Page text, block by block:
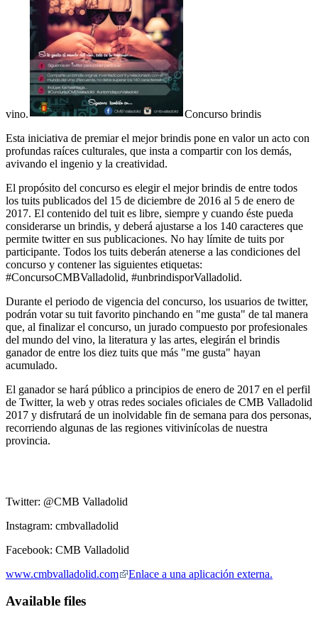
vino.
Concurso brindis
Esta iniciativa de premiar el mejor brindis pone en valor un acto con
profundas raíces culturales, que insta a compartir con los demás,
avivando el ingenio y la creatividad.
El propósito del concurso es elegir el mejor brindis de entre todos
los tuits publicados del 15 de diciembre de 2016 al 5 de enero de
2017. El contenido del tuit es libre, siempre y cuando éste pueda
considerarse un brindis, y deberá ajustarse a los 140 caracteres que
permite twitter en sus publicaciones. No hay límite de tuits por
participante. Todos los tuits deberán atenerse a las condiciones del
concurso y contener las siguientes etiquetas:
#ConcursoCMBValladolid, #unbrindisporValladolid.
Durante el periodo de vigencia del concurso, los usuarios de twitter,
podrán votar su tuit favorito pinchando en "me gusta" de tal manera
que, al finalizar el concurso, un jurado compuesto por profesionales
del mundo del vino, la literatura y las artes, elegirán el brindis
ganador de entre los diez tuits que más "me gusta" hayan
acumulado.
El ganador se hará público a principios de enero de 2017 en el perfil
de Twitter, la web y otras redes sociales oficiales de CMB Valladolid
2017 y disfrutará de un inolvidable fin de semana para dos personas,
recorriendo algunas de las regiones vitivinícolas de nuestra
provincia.
Twitter: @CMB Valladolid
Instagram: cmbvalladolid
Facebook: CMB Valladolid
www.cmbvalladolid.com
Enlace a una aplicación externa.
Available files